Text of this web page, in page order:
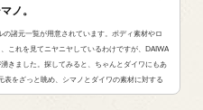
ノ。
の諸元一覧が用意されています。ボディ素材やロ
これを見てニヤニヤしているわけですが、DAIWA
きました。探してみると、ちゃんとダイワにもあ
表をざっと眺め、シマノとダイワの素材に対する
以前もご紹介しましたが、シマノのリールの仕様